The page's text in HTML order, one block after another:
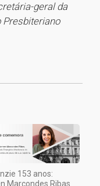
geral da
Presbiteriano
153 anos:
Marcondes Ribas